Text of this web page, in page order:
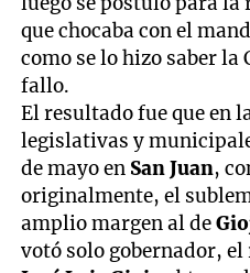
que chocaba con el
como se lo hizo saber la
fallo.
El resultado fue que en
legislativas y
de mayo en San Juan,
originalmente, el
amplio margen al de
votó solo gobernador,